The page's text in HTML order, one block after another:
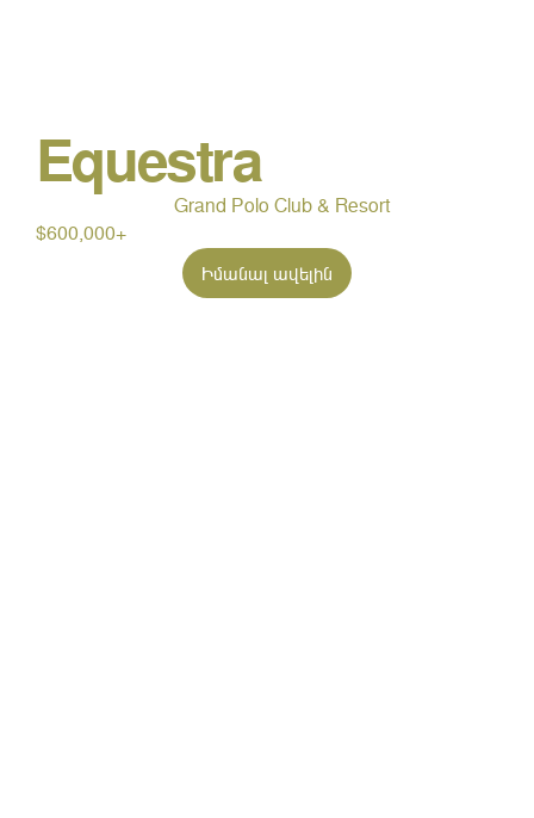
Equestra
Grand Polo Club & Resort
$600,000+
Իմանալ ավելին